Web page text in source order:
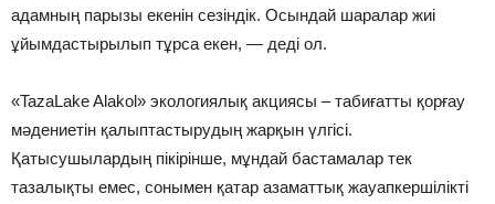
адамның парызы екенін сезіндік. Осындай шаралар жиі
ұйымдастырылып тұрса екен, — деді ол.
«TazaLake Alakol» экологиялық акциясы – табиғатты қорғау
мәдениетін қалыптастырудың жарқын үлгісі.
Қатысушылардың пікірінше, мұндай бастамалар тек
тазалықты емес, сонымен қатар азаматтық жауапкершілікті